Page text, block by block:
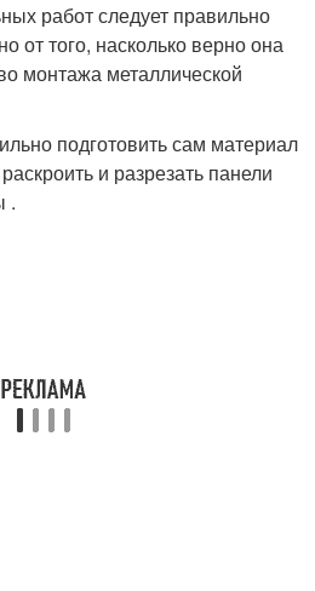
работ следует правильно
от того, насколько верно она
монтажа металлической
подготовить сам материал
и разрезать панели
.